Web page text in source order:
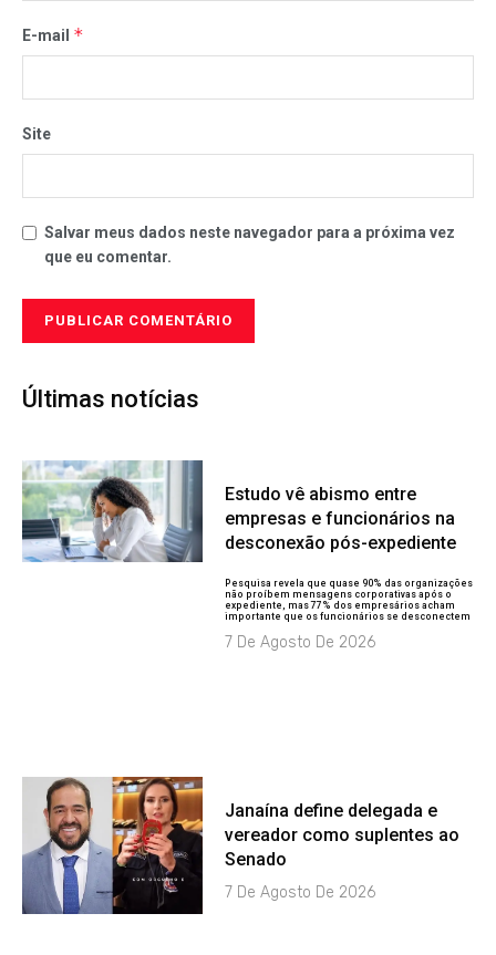
E-mail *
Site
Salvar meus dados neste navegador para a próxima vez
que eu comentar.
Últimas notícias
Estudo vê abismo entre
empresas e funcionários na
desconexão pós-expediente
Pesquisa revela que quase 90% das organizações
não proíbem mensagens corporativas após o
expediente, mas 77% dos empresários acham
importante que os funcionários se desconectem
7 De Agosto De 2026
Janaína define delegada e
vereador como suplentes ao
Senado
7 De Agosto De 2026